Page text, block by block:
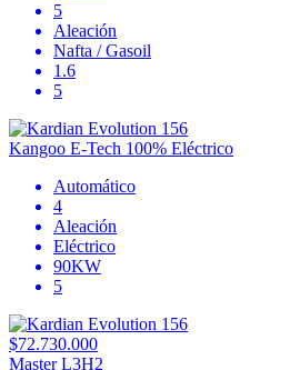
5
Aleación
Nafta / Gasoil
1.6
5
Kangoo E-Tech 100% Eléctrico
Automático
4
Aleación
Eléctrico
90KW
5
$72.730.000
Master L3H2